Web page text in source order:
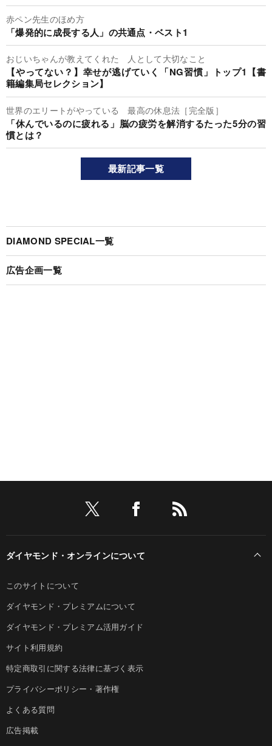
赤ペン先生のほめ方
「爆発的に成長する人」の共通点・ベスト1
おじいちゃんが教えてくれた 人として大切なこと
【やってない？】幸せが逃げていく「NG習慣」トップ1【書
籍編集局セレクション】
世界のエリートがやっている 最高の休息法［完全版］
「休んでいるのに疲れる」脳の疲労を解消するたった5分の習
慣とは？
最新記事一覧
DIAMOND SPECIAL一覧
広告企画一覧
ダイヤモンド・オンラインについて
このサイトについて
ダイヤモンド・プレミアムについて
ダイヤモンド・プレミアム活用ガイド
サイト利用規約
特定商取引に関する法律に基づく表示
プライバシーポリシー・著作権
よくある質問
広告掲載